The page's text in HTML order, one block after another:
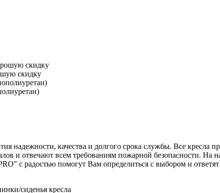
скидку
надежности, качества и долгого срока службы. Все кресла
и отвечают всем требованиям пожарной безопасности. На
с радостью помогут Вам определиться с выбором и